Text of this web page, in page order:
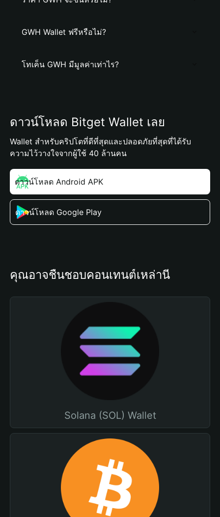
GWH Wallet ฟรีหรือไม่?
โทเค็น GWH มีมูลค่าเท่าไร?
ดาวน์โหลด Bitget Wallet เลย
Wallet สำหรับคริปโตที่ดีที่สุดและปลอดภัยที่สุดที่ได้รับ
ความไว้วางใจจากผู้ใช้ 40 ล้านคน
ดาวน์โหลด Android APK
ดาวน์โหลด Google Play
คุณอาจชื่นชอบคอนเทนต์เหล่านี้
Solana (SOL) Wallet